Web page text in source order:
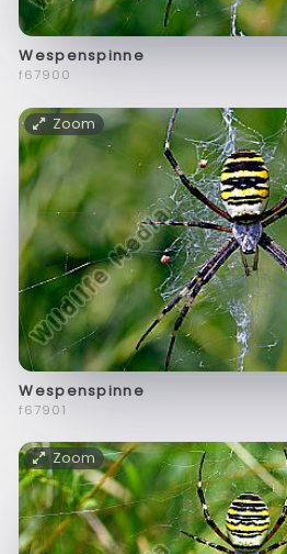
Wespenspinne
f67900
Zoom
Wespenspinne
f67901
Zoom